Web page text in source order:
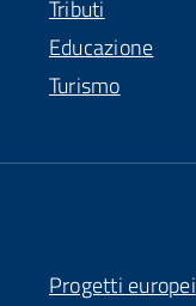
Tributi
Educazione
Turismo
Progetti europei